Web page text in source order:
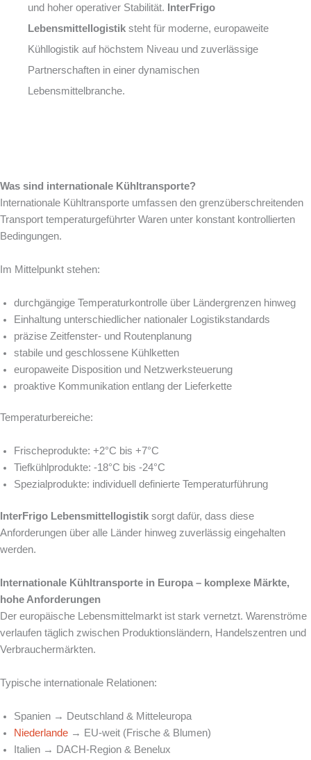
und hoher operativer Stabilität. InterFrigo
Lebensmittellogistik steht für moderne, europaweite
Kühllogistik auf höchstem Niveau und zuverlässige
Partnerschaften in einer dynamischen
Lebensmittelbranche.
Was sind internationale Kühltransporte?
Internationale Kühltransporte umfassen den grenzüberschreitenden
Transport temperaturgeführter Waren unter konstant kontrollierten
Bedingungen.
Im Mittelpunkt stehen:
durchgängige Temperaturkontrolle über Ländergrenzen hinweg
Einhaltung unterschiedlicher nationaler Logistikstandards
präzise Zeitfenster- und Routenplanung
stabile und geschlossene Kühlketten
europaweite Disposition und Netzwerksteuerung
proaktive Kommunikation entlang der Lieferkette
Temperaturbereiche:
Frischeprodukte: +2°C bis +7°C
Tiefkühlprodukte: -18°C bis -24°C
Spezialprodukte: individuell definierte Temperaturführung
InterFrigo Lebensmittellogistik sorgt dafür, dass diese
Anforderungen über alle Länder hinweg zuverlässig eingehalten
werden.
Internationale Kühltransporte in Europa – komplexe Märkte,
hohe Anforderungen
Der europäische Lebensmittelmarkt ist stark vernetzt. Warenströme
verlaufen täglich zwischen Produktionsländern, Handelszentren und
Verbrauchermärkten.
Typische internationale Relationen:
Spanien → Deutschland & Mitteleuropa
Niederlande → EU-weit (Frische & Blumen)
Italien → DACH-Region & Benelux